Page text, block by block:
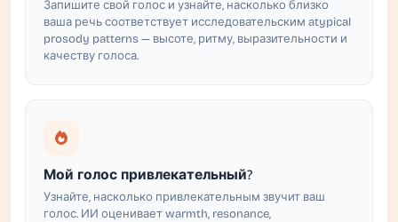
Запишите свой голос и узнайте, насколько близко
ваша речь соответствует исследовательским atypical
prosody patterns — высоте, ритму, выразительности и
качеству голоса.
Мой голос привлекательный?
Узнайте, насколько привлекательным звучит ваш
голос. ИИ оценивает warmth, resonance,